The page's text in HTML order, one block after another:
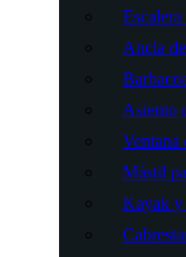
Ancla
Asiento
Ventana
Mástil
Kayak y